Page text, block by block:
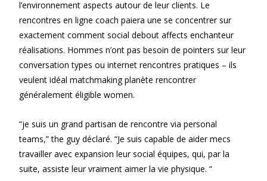
l’environnement aspects autour de leur clients. Le
rencontres en ligne coach paiera une se concentrer sur
exactement comment social debout affects enchanteur
réalisations. Hommes n’ont pas besoin de pointers sur leur
conversation types ou internet rencontres pratiques – ils
veulent idéal matchmaking planète rencontrer
généralement éligible women.
“je suis un grand partisan de rencontre via personal
teams,” the guy déclaré. “Je suis capable de aider mecs
travailler avec expansion leur social équipes, qui, par la
suite, assiste leur vraiment aimer la vie physique. “